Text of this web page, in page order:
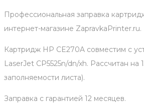
Профессиональная заправка
интернет-магазине ZapravkaPrinter.ru.
Картридж HP CE270A совместим с
LaserJet CP5525n/dn/xh. Рассчитан на
заполняемости листа).
Заправка с гарантией 12 месяцев.